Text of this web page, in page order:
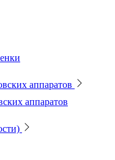
пленки
контроля
(ЭЧК)
действия